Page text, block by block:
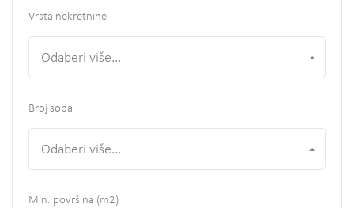
Vrsta nekretnine
Odaberi više...
Broj soba
Odaberi više...
Min. površina (m2)